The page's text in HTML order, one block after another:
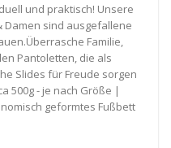
und praktisch! Unsere
Damen sind ausgefallene
Familie,
Pantoletten, die als
Slides für Freude sorgen
500g - je nach Größe |
geformtes Fußbett